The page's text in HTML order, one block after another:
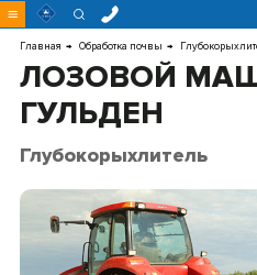
Перейти
к
Главная Обработка почвы
ЛОЗОВОЙ
ГУЛЬДЕН
Глубокорыхлитель